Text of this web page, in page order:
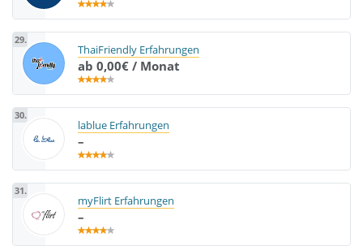
29.
ThaiFriendly Erfahrungen
ab 0,00€ / Monat
30.
lablue Erfahrungen
–
31.
myFlirt Erfahrungen
–